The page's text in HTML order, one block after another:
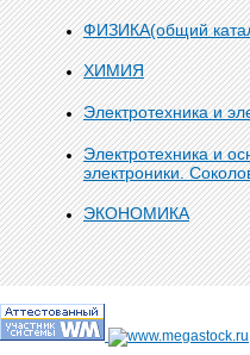
ФИЗИКА(общий
ХИМИЯ
Электротехника и
Электротехника и
электроники.
ЭКОНОМИКА